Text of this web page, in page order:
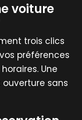
voiture
trois clics
préférences
Une
ouverture sans